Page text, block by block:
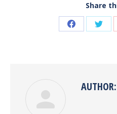
Share
Share
AUTHOR: